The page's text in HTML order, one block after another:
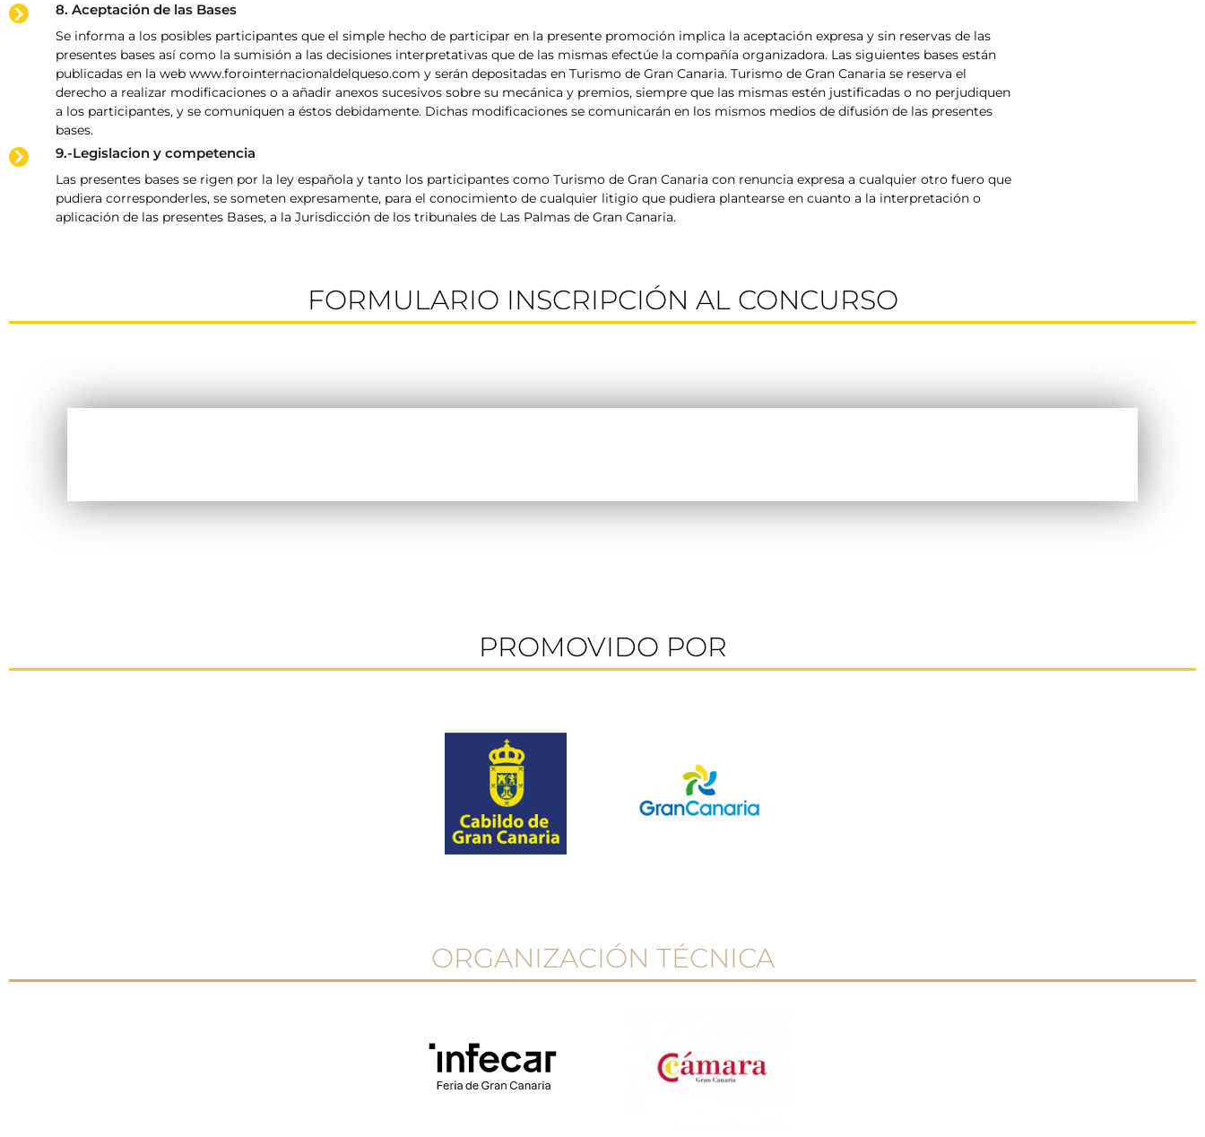
8. Aceptación de las Bases
Se informa a los posibles participantes que el simple hecho de participar en la presente promoción implica la aceptación expresa y sin reservas de las
presentes bases así como la sumisión a las decisiones interpretativas que de las mismas efectúe la compañía organizadora. Las siguientes bases están
publicadas en la web www.forointernacionaldelqueso.com y serán depositadas en Turismo de Gran Canaria. Turismo de Gran Canaria se reserva el
derecho a realizar modificaciones o a añadir anexos sucesivos sobre su mecánica y premios, siempre que las mismas estén justificadas o no perjudiquen
a los participantes, y se comuniquen a éstos debidamente. Dichas modificaciones se comunicarán en los mismos medios de difusión de las presentes
bases.
9.-Legislacion y competencia
Las presentes bases se rigen por la ley española y tanto los participantes como Turismo de Gran Canaria con renuncia expresa a cualquier otro fuero que
pudiera corresponderles, se someten expresamente, para el conocimiento de cualquier litigio que pudiera plantearse en cuanto a la interpretación o
aplicación de las presentes Bases, a la Jurisdicción de los tribunales de Las Palmas de Gran Canaria.
FORMULARIO INSCRIPCIÓN AL CONCURSO
PROMOVIDO POR
ORGANIZACIÓN TÉCNICA